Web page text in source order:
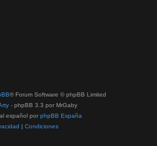
® Forum Software © phpBB Limited
- phpBB 3.3 por MrGaby
español por phpBB España
| Condiciones